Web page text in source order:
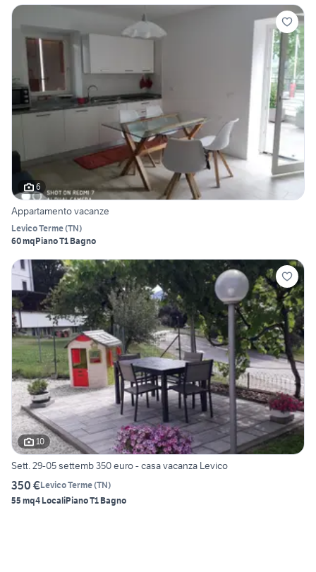
6
Appartamento vacanze
Levico Terme(TN)
60 mqPiano T1 Bagno
10
Sett. 29-05 settemb 350 euro - casa vacanza Levico
350 €Levico Terme(TN)
55 mq4 LocaliPiano T1 Bagno